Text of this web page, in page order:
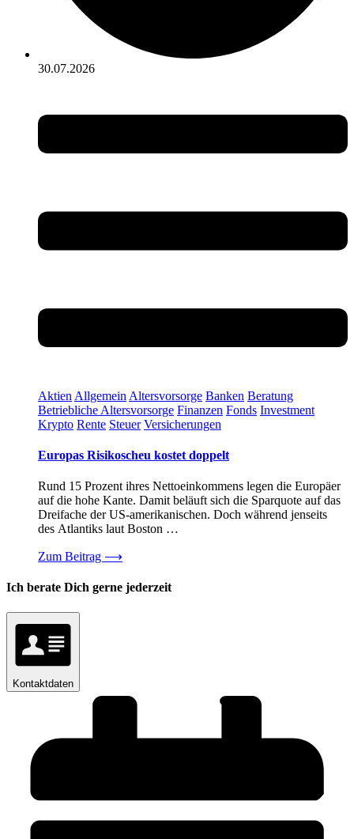
30.07.2026
Aktien Allgemein Altersvorsorge Banken Beratung
Betriebliche Altersvorsorge Finanzen Fonds Investment
Krypto Rente Steuer Versicherungen
Europas Risikoscheu kostet doppelt
Rund 15 Prozent ihres Nettoeinkommens legen die Europäer
auf die hohe Kante. Damit beläuft sich die Sparquote auf das
Dreifache der US-amerikanischen. Doch während jenseits
des Atlantiks laut Boston …
Zum Beitrag ⟶
Ich berate Dich gerne jederzeit
Kontaktdaten